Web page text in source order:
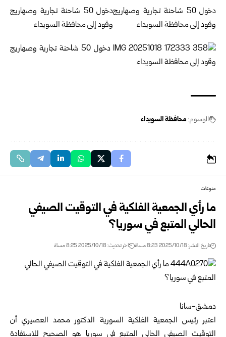
الوسوم: محافظة السويداء
منوعات
ما رأي الجمعية الفلكية في التوقيت الصيفي
الحالي المتبع في سوريا؟
تاريخ النشر: 2025/10/18 8:23 مساءً اخر تحديث: 2025/10/18 8:25 مساءً
دمشق-سانا
اعتبر رئيس الجمعية الفلكية السورية الدكتور محمد العصيري أن
التوقيت الصيفي الحالي المتبع في سوريا هو الصحيح للاستفادة